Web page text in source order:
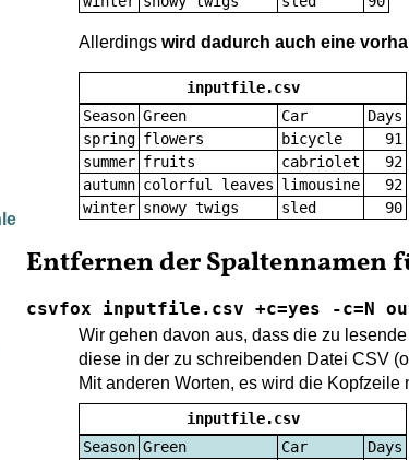
Allerdings wird dadurch auch eine
inputfile.csv
Season Green Car
Days
spring flowers bicycle
91
summer fruits cabriolet
92
autumn colorful leaves limousine
92
winter snowy twigs sled 90
Entfernen der Spaltennamen
csvfox inputfile.csv +c=yes -c=N
Wir gehen davon aus, dass die zu
diese in der zu schreibenden Datei CSV
Mit anderen Worten, es wird die Kopfzeile
inputfile.csv
Season Green Car
Days